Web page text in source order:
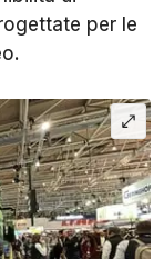
per le